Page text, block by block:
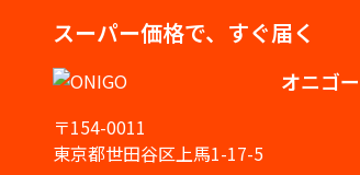
スーパー価格で、すぐ届く
オニゴー
〒154-0011
東京都世田谷区上馬1-17-5